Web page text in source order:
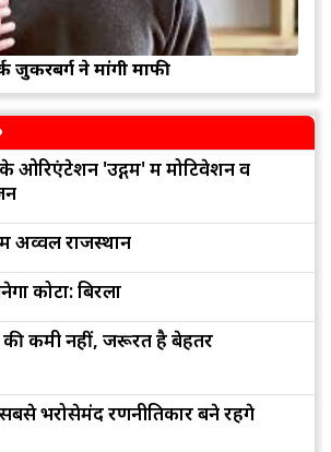
जुकरबर्ग ने मांगी माफी
के ओरिएंटेशन 'उद्गम' में मोटिवेशन व
अव्वल राजस्थान
कोटा: बिरला
कमी नहीं, जरूरत है बेहतर
भरोसेमंद रणनीतिकार बने रहेंगे